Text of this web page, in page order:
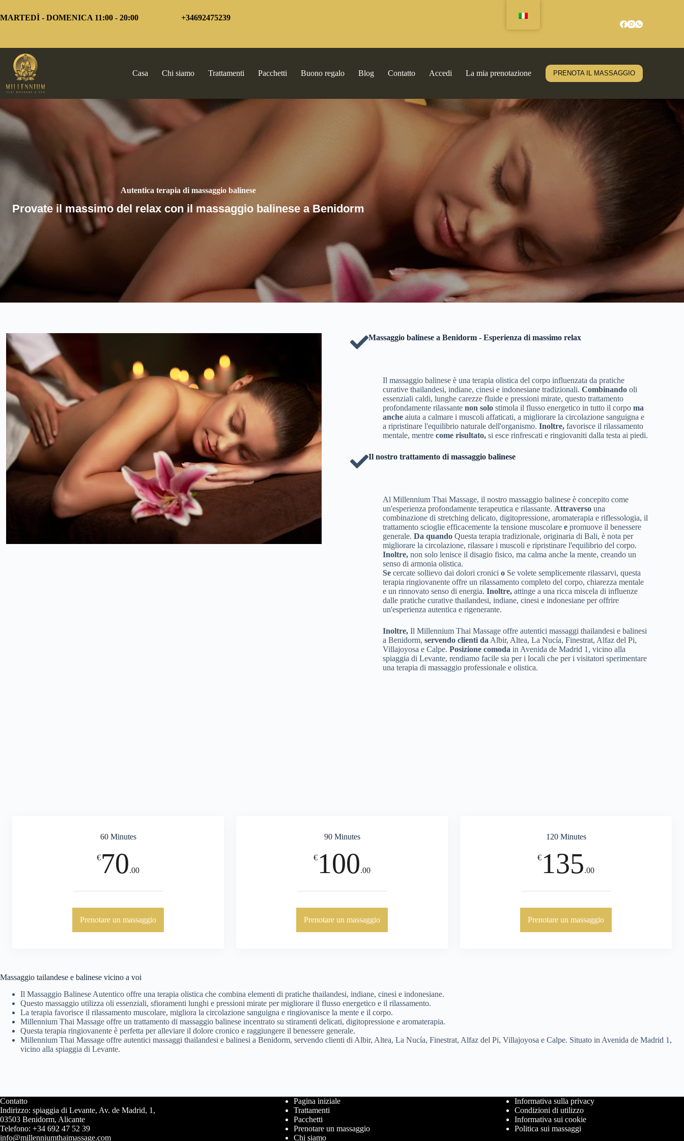
al
contenuto
MARTEDÌ - DOMENICA 11:00 - 20:00 +34692475239
Casa Chi siamo Trattamenti Pacchetti Buono regalo Blog Contatto Accedi La mia prenotazione PRENOTA IL MASSAGGIO
Autentica terapia di massaggio balinese
Provate il massimo del relax con il massaggio balinese a Benidorm
Massaggio balinese a Benidorm - Esperienza di massimo relax
Il massaggio balinese è una terapia olistica del corpo influenzata da pratiche
curative thailandesi, indiane, cinesi e indonesiane tradizionali.Combinando oli
essenziali caldi, lunghe carezze fluide e pressioni mirate, questo trattamento
profondamente rilassantenon solo stimola il flusso energetico in tutto il corpoma
anche aiuta a calmare i muscoli affaticati, a migliorare la circolazione sanguigna e
a ripristinare l'equilibrio naturale dell'organismo.Inoltre, favorisce il rilassamento
mentale, mentrecome risultato, si esce rinfrescati e ringiovaniti dalla testa ai piedi.
Il nostro trattamento di massaggio balinese
Al Millennium Thai Massage, il nostro massaggio balinese è concepito come
un'esperienza profondamente terapeutica e rilassante. Attraverso una
combinazione di stretching delicato, digitopressione, aromaterapia e riflessologia, il
trattamento scioglie efficacemente la tensione muscolaree promuove il benessere
generale.Da quando Questa terapia tradizionale, originaria di Bali, è nota per
migliorare la circolazione, rilassare i muscoli e ripristinare l'equilibrio del corpo.
Inoltre, non solo lenisce il disagio fisico, ma calma anche la mente, creando un
senso di armonia olistica.
Se cercate sollievo dai dolori cronicio Se volete semplicemente rilassarvi, questa
terapia ringiovanente offre un rilassamento completo del corpo, chiarezza mentale
e un rinnovato senso di energia.Inoltre, attinge a una ricca miscela di influenze
dalle pratiche curative thailandesi, indiane, cinesi e indonesiane per offrire
un'esperienza autentica e rigenerante.
Inoltre, Il Millennium Thai Massage offre autentici massaggi thailandesi e balinesi
a Benidorm,servendo clienti da Albir, Altea, La Nucía, Finestrat, Alfaz del Pi,
Villajoyosa e Calpe.Posizione comoda in Avenida de Madrid 1, vicino alla
spiaggia di Levante, rendiamo facile sia per i locali che per i visitatori sperimentare
una terapia di massaggio professionale e olistica.
60 Minutes
€70.00
Prenotare un massaggio
90 Minutes
€ 100.00
Prenotare un massaggio
120 Minutes
€ 135.00
Prenotare un massaggio
Massaggio tailandese e balinese vicino a voi
Il Massaggio Balinese Autentico offre una terapia olistica che combina elementi di pratiche thailandesi, indiane, cinesi e indonesiane.
Questo massaggio utilizza oli essenziali, sfioramenti lunghi e pressioni mirate per migliorare il flusso energetico e il rilassamento.
La terapia favorisce il rilassamento muscolare, migliora la circolazione sanguigna e ringiovanisce la mente e il corpo.
Millennium Thai Massage offre un trattamento di massaggio balinese incentrato su stiramenti delicati, digitopressione e aromaterapia.
Questa terapia ringiovanente è perfetta per alleviare il dolore cronico e raggiungere il benessere generale.
Millennium Thai Massage offre autentici massaggi thailandesi e balinesi a Benidorm, servendo clienti di Albir, Altea, La Nucía, Finestrat, Alfaz del Pi, Villajoyosa e Calpe. Situato in Avenida de Madrid 1,
vicino alla spiaggia di Levante.
Contatto
Indirizzo: spiaggia di Levante, Av. de Madrid, 1,
03503 Benidorm, Alicante
Telefono: +34 692 47 52 39
info@millenniumthaimassage.com
Pagina iniziale
Trattamenti
Pacchetti
Prenotare un massaggio
Chi siamo
Informativa sulla privacy
Condizioni di utilizzo
Informativa sui cookie
Politica sui massaggi